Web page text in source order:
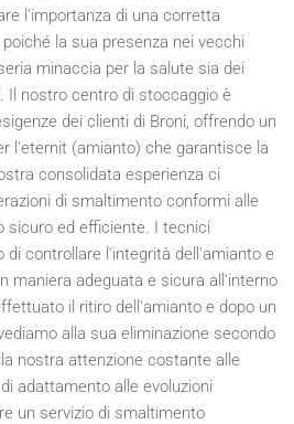
l'importanza di una corretta
la sua presenza nei vecchi
minaccia per la salute sia dei
Il nostro centro di stoccaggio è
dei clienti di Broni, offrendo un
l'eternit (amianto) che garantisce la
consolidata esperienza ci
di smaltimento conformi alle
sicuro ed efficiente. I tecnici
di controllare l'integrità dell'amianto e
maniera adeguata e sicura all'interno
il ritiro dell'amianto e dopo un
alla sua eliminazione secondo
nostra attenzione costante alle
adattamento alle evoluzioni
un servizio di smaltimento